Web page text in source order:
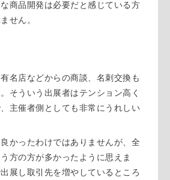
商品開発は必要だと感じている方
せん。
名店などからの商談、名刺交換も
そういう出展者はテンション高く
主催者側としても非常にうれしい
かったわけではありませんが、全
方の方が多かったように思えま
展し取引先を増やしているところ